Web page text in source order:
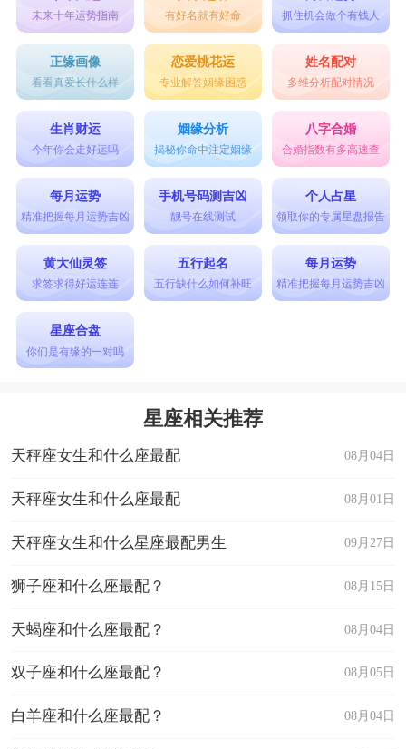
未来十年运势指南 有好名就有好命 抓住机会做个有钱人
正缘画像
看看真爱长什么样
恋爱桃花运
专业解答姻缘困惑
姓名配对
多维分析配对情况
生肖财运
今年你会走好运吗
姻缘分析
揭秘你命中注定姻缘
八字合婚
合婚指数有多高速查
每月运势
精准把握每月运势吉凶
手机号码测吉凶
靓号在线测试
个人占星
领取你的专属星盘报告
黄大仙灵签
求签求得好运连连
五行起名
五行缺什么如何补旺
每月运势
精准把握每月运势吉凶
星座合盘
你们是有缘的一对吗
星座相关推荐
08月04日
天秤座女生和什么座最配
08月01日
天秤座女生和什么座最配
09月27日
天秤座女生和什么星座最配男生
08月15日
狮子座和什么座最配？
08月04日
天蝎座和什么座最配？
08月05日
双子座和什么座最配？
08月04日
白羊座和什么座最配？